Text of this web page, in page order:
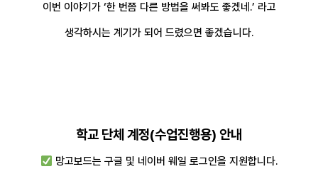
이번 이야기가 ‘한 번쯤 다른 방법을 써봐도 좋겠네.’ 라고
생각하시는 계기가 되어 드렸으면 좋겠습니다.
학교 단체 계정(수업진행용) 안내
망고보드는 구글 및 네이버 웨일 로그인을 지원합니다.